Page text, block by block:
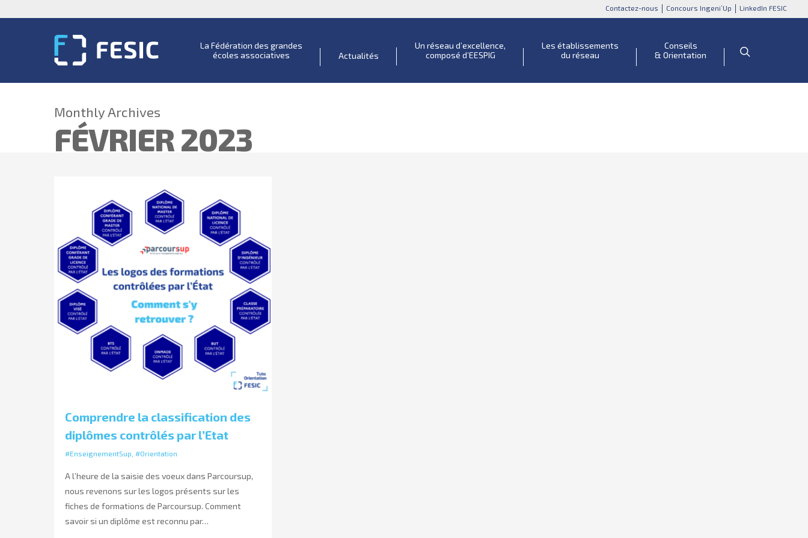
Contactez-nous Concours Ingeni’Up LinkedIn FESIC
La Fédération des grandes
écoles associatives
Actualités
Un réseau d’excellence,
composé d’EESPIG
Les établissements
du réseau
Conseils
& Orientation
Monthly Archives
FÉVRIER 2023
Comprendre la classification des
diplômes contrôlés par l’Etat
#EnseignementSup #Orientation
A l’heure de la saisie des voeux dans Parcoursup,
nous revenons sur les logos présents sur les
fiches de formations de Parcoursup. Comment
savoir si un diplôme est reconnu par…